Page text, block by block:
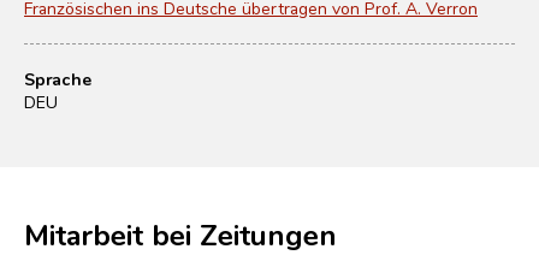
Französischen ins Deutsche übertragen von Prof. A. Verron
Sprache
DEU
Mitarbeit bei Zeitungen